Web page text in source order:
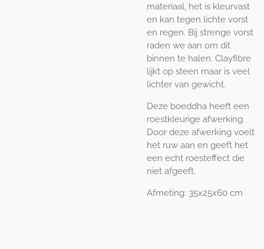
materiaal, het is kleurvast
en kan tegen lichte vorst
en regen. Bij strenge vorst
raden we aan om dit
binnen te halen. Clayfibre
lijkt op steen maar is veel
lichter van gewicht.
Deze boeddha heeft een
roestkleurige afwerking.
Door deze afwerking voelt
het ruw aan en geeft het
een echt roesteffect die
niet afgeeft.
Afmeting: 35x25x60 cm